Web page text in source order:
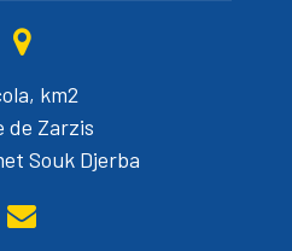
km2
de Zarzis
Souk Djerba